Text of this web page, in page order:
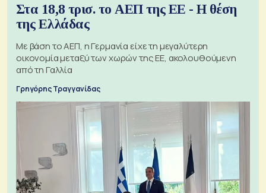
Στα 18,8 τρισ. το ΑΕΠ της ΕΕ - Η θέση
της Ελλάδας
Με βάση το ΑΕΠ, η Γερμανία είχε τη μεγαλύτερη
οικονομία μεταξύ των χωρών της ΕΕ, ακολουθούμενη
από τη Γαλλία
Γρηγόρης Τραγγανίδας